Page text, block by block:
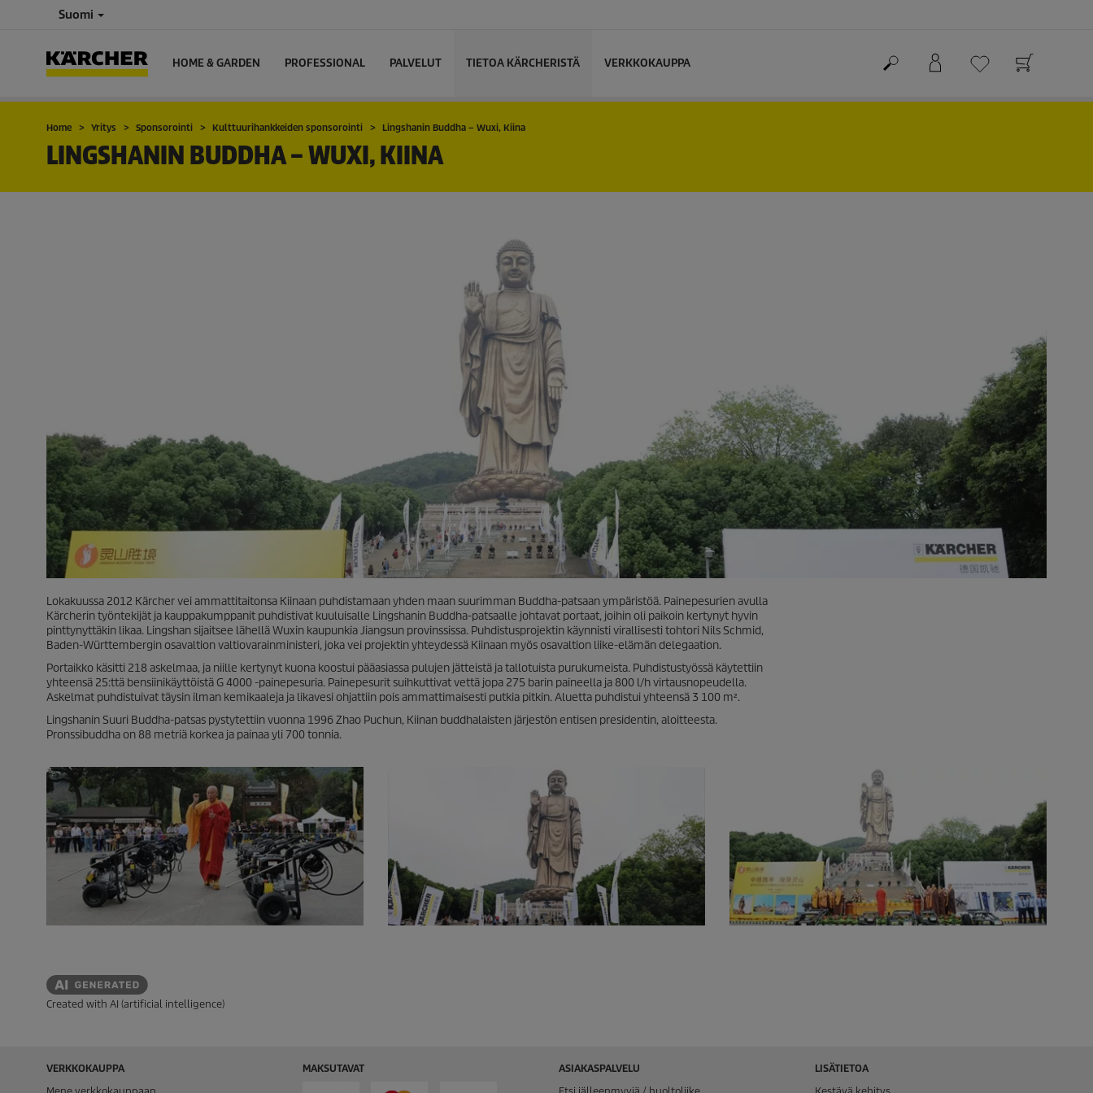
Suomi
HOME & GARDEN PROFESSIONAL PALVELUT TIETOA KÄRCHERISTÄ VERKKOKAUPPA
Home Yritys Sponsorointi Kulttuurihankkeiden sponsorointi Lingshanin Buddha – Wuxi, Kiina
LINGSHANIN BUDDHA – WUXI, KIINA
Lokakuussa 2012 Kärcher vei ammattitaitonsa Kiinaan puhdistamaan yhden maan suurimman Buddha-patsaan ympäristöä. Painepesurien avulla
Kärcherin työntekijät ja kauppakumppanit puhdistivat kuuluisalle Lingshanin Buddha-patsaalle johtavat portaat, joihin oli paikoin kertynyt hyvin
pinttynyttäkin likaa. Lingshan sijaitsee lähellä Wuxin kaupunkia Jiangsun provinssissa. Puhdistusprojektin käynnisti virallisesti tohtori Nils Schmid,
Baden-Württembergin osavaltion valtiovarainministeri, joka vei projektin yhteydessä Kiinaan myös osavaltion liike-elämän delegaation.
Portaikko käsitti 218 askelmaa, ja niille kertynyt kuona koostui pääasiassa pulujen jätteistä ja tallotuista purukumeista. Puhdistustyössä käytettiin
yhteensä 25:ttä bensiinikäyttöistä G 4000 -painepesuria. Painepesurit suihkuttivat vettä jopa 275 barin paineella ja 800 l/h virtausnopeudella.
Askelmat puhdistuivat täysin ilman kemikaaleja ja likavesi ohjattiin pois ammattimaisesti putkia pitkin. Aluetta puhdistui yhteensä 3 100 m².
Lingshanin Suuri Buddha-patsas pystytettiin vuonna 1996 Zhao Puchun, Kiinan buddhalaisten järjestön entisen presidentin, aloitteesta.
Pronssibuddha on 88 metriä korkea ja painaa yli 700 tonnia.
Created with AI (artificial intelligence)
VERKKOKAUPPA
MAKSUTAVAT
ASIAKASPALVELU
LISÄTIETOA